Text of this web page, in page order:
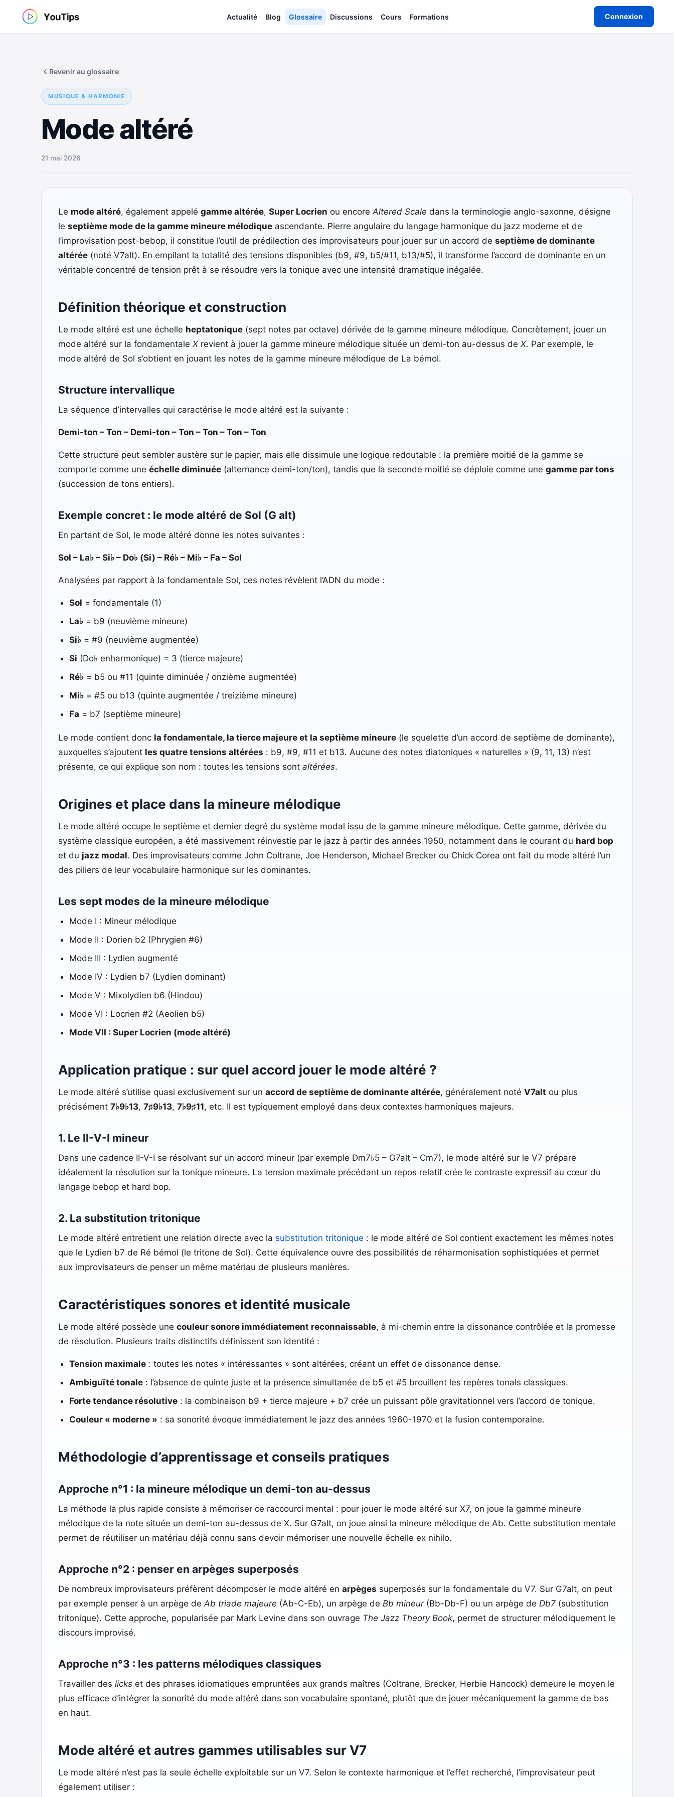
Actualité Blog Glossaire Discussions Cours Formations Connexion
MUSIQUE & HARMONIE
Mode altéré
Revenir au glossaire
21 mai 2026
Le mode altéré, également appelé gamme altérée, Super Locrien ou encore Altered Scale dans la terminologie anglo-saxonne, désigne
le septième mode de la gamme mineure mélodiqueascendante. Pierre angulaire du langage harmonique du jazz moderne et de
l’improvisation post-bebop, il constitue l’outil de prédilection des improvisateurs pour jouer sur un accord de septième de dominante
altérée(noté V7alt). En empilant la totalité des tensions disponibles (b9, #9, b5/#11, b13/#5), il transforme l’accord de dominante en un
véritable concentré de tension prêt à se résoudre vers la tonique avec une intensité dramatique inégalée.
Définition théorique et construction
Le mode altéré est une échelle heptatonique(sept notes par octave) dérivée de la gamme mineure mélodique. Concrètement, jouer un
mode altéré sur la fondamentale Xrevient à jouer la gamme mineure mélodique située un demi-ton au-dessus de X. Par exemple, le
mode altéré de Sol s’obtient en jouant les notes de la gamme mineure mélodique de La bémol.
Structure intervallique
La séquence d’intervalles qui caractérise le mode altéré est la suivante :
Demi-ton – Ton – Demi-ton – Ton – Ton – Ton – Ton
Cette structure peut sembler austère sur le papier, mais elle dissimule une logique redoutable : la première moitié de la gamme se
comporte comme une échelle diminuée(alternance demi-ton/ton), tandis que la seconde moitié se déploie comme une gamme par tons
(succession de tons entiers).
Exemple concret : le mode altéré de Sol (G alt)
En partant de Sol, le mode altéré donne les notes suivantes :
Sol – La♭ – Si♭ – Do♭ (Si) – Ré♭ – Mi♭ – Fa – Sol
Analysées par rapport à la fondamentale Sol, ces notes révèlent l’ADN du mode :
Sol = fondamentale (1)
La♭= b9 (neuvième mineure)
Si♭= #9 (neuvième augmentée)
Si (Do♭ enharmonique) = 3 (tierce majeure)
Ré♭= b5 ou #11 (quinte diminuée / onzième augmentée)
Mi♭= #5 ou b13 (quinte augmentée / treizième mineure)
Fa = b7 (septième mineure)
Le mode contient donc la fondamentale, la tierce majeure et la septième mineure(le squelette d’un accord de septième de dominante),
auxquelles s’ajoutent les quatre tensions altérées : b9, #9, #11 et b13. Aucune des notes diatoniques « naturelles » (9, 11, 13) n’est
présente, ce qui explique son nom : toutes les tensions sont altérées.
Origines et place dans la mineure mélodique
Le mode altéré occupe le septième et dernier degré du système modal issu de la gamme mineure mélodique. Cette gamme, dérivée du
système classique européen, a été massivement réinvestie par le jazz à partir des années 1950, notamment dans le courant du hard bop
et du jazz modal. Des improvisateurs comme John Coltrane, Joe Henderson, Michael Brecker ou Chick Corea ont fait du mode altéré l’un
des piliers de leur vocabulaire harmonique sur les dominantes.
Les sept modes de la mineure mélodique
Mode I : Mineur mélodique
Mode II : Dorien b2 (Phrygien #6)
Mode III : Lydien augmenté
Mode IV : Lydien b7 (Lydien dominant)
Mode V : Mixolydien b6 (Hindou)
Mode VI : Locrien #2 (Aeolien b5)
Mode VII : Super Locrien (mode altéré)
Application pratique : sur quel accord jouer le mode altéré ?
Le mode altéré s’utilise quasi exclusivement sur un accord de septième de dominante altérée, généralement noté V7alt ou plus
précisément 7♭9♭13, 7♯9♭13, 7♭9♯11, etc. Il est typiquement employé dans deux contextes harmoniques majeurs.
1. Le II-V-I mineur
Dans une cadence II-V-I se résolvant sur un accord mineur (par exemple Dm7♭5 – G7alt – Cm7), le mode altéré sur le V7 prépare
idéalement la résolution sur la tonique mineure. La tension maximale précédant un repos relatif crée le contraste expressif au cœur du
langage bebop et hard bop.
2. La substitution tritonique
Le mode altéré entretient une relation directe avec la substitution tritonique : le mode altéré de Sol contient exactement les mêmes notes
que le Lydien b7 de Ré bémol (le tritone de Sol). Cette équivalence ouvre des possibilités de réharmonisation sophistiquées et permet
aux improvisateurs de penser un même matériau de plusieurs manières.
Caractéristiques sonores et identité musicale
Le mode altéré possède une couleur sonore immédiatement reconnaissable, à mi-chemin entre la dissonance contrôlée et la promesse
de résolution. Plusieurs traits distinctifs définissent son identité :
Tension maximale: toutes les notes « intéressantes » sont altérées, créant un effet de dissonance dense.
Ambiguïté tonale: l’absence de quinte juste et la présence simultanée de b5 et #5 brouillent les repères tonals classiques.
Forte tendance résolutive: la combinaison b9 + tierce majeure + b7 crée un puissant pôle gravitationnel vers l’accord de tonique.
Couleur « moderne » : sa sonorité évoque immédiatement le jazz des années 1960-1970 et la fusion contemporaine.
Méthodologie d’apprentissage et conseils pratiques
Approche n°1 : la mineure mélodique un demi-ton au-dessus
La méthode la plus rapide consiste à mémoriser ce raccourci mental : pour jouer le mode altéré sur X7, on joue la gamme mineure
mélodique de la note située un demi-ton au-dessus de X. Sur G7alt, on joue ainsi la mineure mélodique de Ab. Cette substitution mentale
permet de réutiliser un matériau déjà connu sans devoir mémoriser une nouvelle échelle ex nihilo.
Approche n°2 : penser en arpèges superposés
De nombreux improvisateurs préfèrent décomposer le mode altéré en arpèges superposés sur la fondamentale du V7. Sur G7alt, on peut
par exemple penser à un arpège de Ab triade majeure (Ab-C-Eb), un arpège de Bb mineur(Bb-Db-F) ou un arpège de Db7(substitution
tritonique). Cette approche, popularisée par Mark Levine dans son ouvrage The Jazz Theory Book, permet de structurer mélodiquement le
discours improvisé.
Approche n°3 : les patterns mélodiques classiques
Travailler des lickset des phrases idiomatiques empruntées aux grands maîtres (Coltrane, Brecker, Herbie Hancock) demeure le moyen le
plus efficace d’intégrer la sonorité du mode altéré dans son vocabulaire spontané, plutôt que de jouer mécaniquement la gamme de bas
en haut.
Mode altéré et autres gammes utilisables sur V7
Le mode altéré n’est pas la seule échelle exploitable sur un V7. Selon le contexte harmonique et l’effet recherché, l’improvisateur peut
également utiliser :